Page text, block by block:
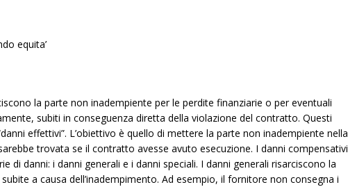
equita’
la parte non inadempiente per le perdite finanziarie o per eventuali
subiti in conseguenza diretta della violazione del contratto. Questi
effettivi”. L’obiettivo è quello di mettere la parte non inadempiente nella
trovata se il contratto avesse avuto esecuzione. I danni compensativi
di danni: i danni generali e i danni speciali. I danni generali risarciscono la
a causa dell’inadempimento. Ad esempio, il fornitore non consegna i